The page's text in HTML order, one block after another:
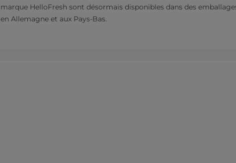
marque HelloFresh sont désormais disponibles dans des
en Allemagne et aux Pays-Bas.